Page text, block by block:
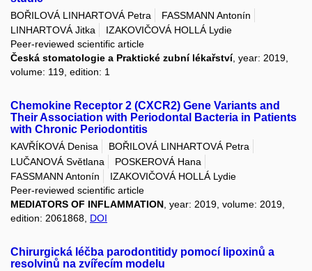
BOŘILOVÁ LINHARTOVÁ Petra
FASSMANN Antonín
LINHARTOVÁ Jitka
IZAKOVIČOVÁ HOLLÁ Lydie
Peer-reviewed scientific article
Česká stomatologie a Praktické zubní lékařství, year: 2019,
volume: 119, edition: 1
Chemokine Receptor 2 (CXCR2) Gene Variants and
Their Association with Periodontal Bacteria in Patients
with Chronic Periodontitis
KAVŘÍKOVÁ Denisa
BOŘILOVÁ LINHARTOVÁ Petra
LUČANOVÁ Světlana
POSKEROVÁ Hana
FASSMANN Antonín
IZAKOVIČOVÁ HOLLÁ Lydie
Peer-reviewed scientific article
MEDIATORS OF INFLAMMATION , year: 2019, volume: 2019,
edition: 2061868, DOI
Chirurgická léčba parodontitidy pomocí lipoxinů a
resolvinů na zvířecím modelu